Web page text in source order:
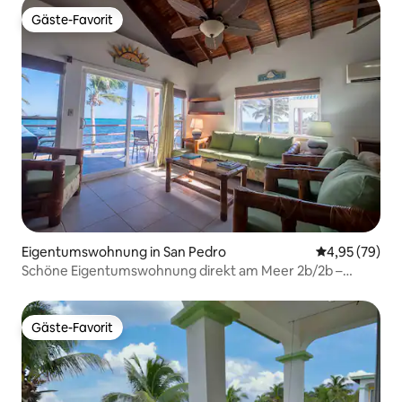
Gäste-Favorit
Gäste-Favorit
Eigentumswohnung in San Pedro
4,95 (79)
Schöne Eigentumswohnung direkt am Meer 2b/2b –
Gäste-Favorit
Gäste-Favorit